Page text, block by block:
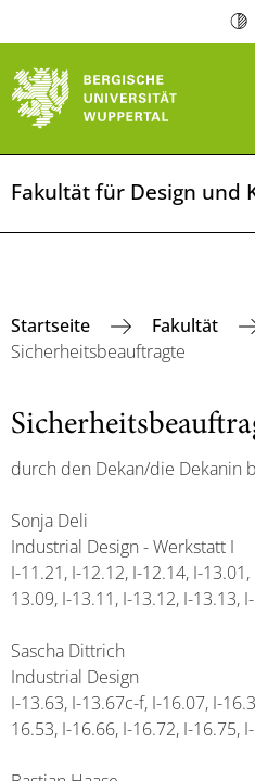
Fakultät für Design und
Startseite Fakultät
Sicherheitsbeauftragte
durch den Dekan/die Dekanin
Sonja Deli
Industrial Design - Werkstatt I
I-11.21, I-12.12, I-12.14, I-
13.09, I-13.11, I-13.12, I-13.13,
Sascha Dittrich
Industrial Design
I-13.63, I-13.67c-f, I-16.07, I-
16.53, I-16.66, I-16.72, I-16.75,